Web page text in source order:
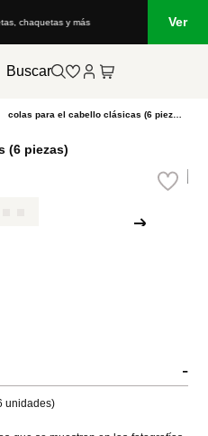
chaquetas y más Ver
Buscar
(6 piezas)
-
unidades)